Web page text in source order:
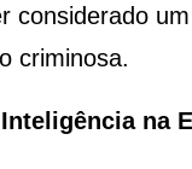
considerado
criminosa.
na